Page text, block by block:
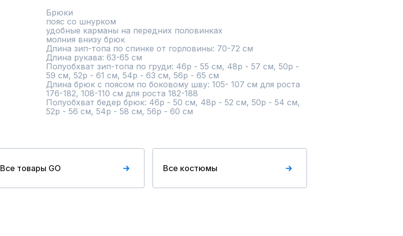
Брюки
пояс со шнурком
удобные карманы на передних половинках
молния внизу брюк
Длина зип-топа по спинке от горловины: 70-72 см
Длина рукава: 63-65 см
Полуобхват зип-топа по груди: 46р - 55 см, 48р - 57 см, 50р -
59 см, 52р - 61 см, 54р - 63 см, 56р - 65 см
Длина брюк с поясом по боковому шву: 105- 107 см для роста
176-182, 108-110 см для роста 182-188
Полуобхват бедер брюк: 46р - 50 см, 48р - 52 см, 50р - 54 см,
52р - 56 см, 54р - 58 см, 56р - 60 см
Все товары GO Все костюмы